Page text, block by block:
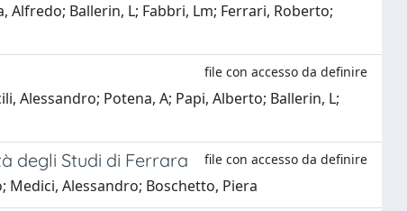
Ballerin, L; Fabbri, Lm; Ferrari, Roberto;
file con accesso da definire
Alessandro; Potena, A; Papi, Alberto; Ballerin, L;
degli Studi di Ferrara file con accesso da definire
Medici, Alessandro; Boschetto, Piera